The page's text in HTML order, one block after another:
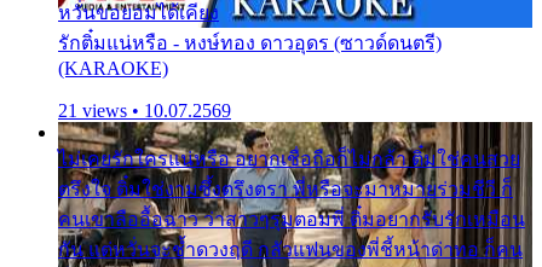
หวั่นขอยอมได้เคียง
รักติ๋มแน่หรือ - หงษ์ทอง ดาวอุดร (ซาวด์ดนตรี)
(KARAOKE)
21 views • 10.07.2569
ไม่เคยรักใครแน่หรือ อยากเชื่อถือก็ไม่กล้า ติ๋มใช่คนสวย
ตรึงใจ ติ๋มใช่งามซึ้งตรึงตรา พี่หรือจะมาหมายร่วมชีวี ก็
คนเขาลืออื้อฉาว ว่าสาวๆรุมตอมพี่ ติ๋มอยากรับรักเหมือน
กัน แต่หวั่นจะช้ำดวงฤดี กลัวแฟนของพี่ชี้หน้าด่าทอ ก็คน